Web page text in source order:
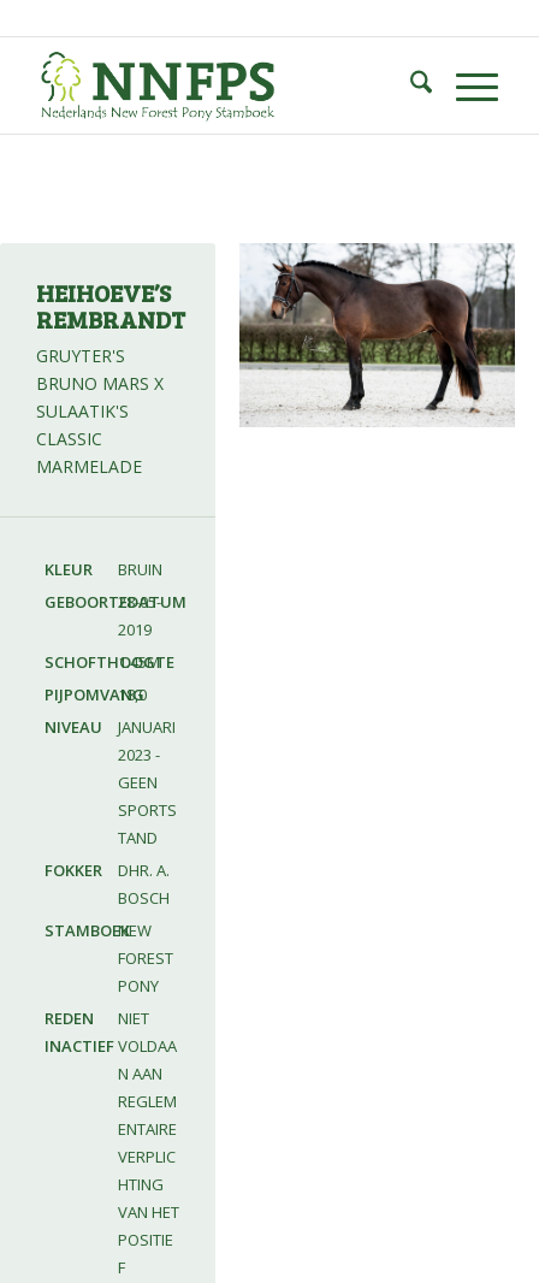
HEIHOEVE’S
REMBRANDT
GRUYTER'S
BRUNO MARS X
SULAATIK'S
CLASSIC
MARMELADE
KLEUR
BRUIN
GEBOORTEDATUM
28-05-
2019
SCHOFTHOOGTE
1.45M
PIJPOMVANG
18,0
NIVEAU
JANUARI
2023 -
GEEN
SPORTS
TAND
FOKKER
DHR. A.
BOSCH
STAMBOEKNEW
FOREST
PONY
REDEN
INACTIEF
NIET
VOLDAA
N AAN
REGLEM
ENTAIRE
VERPLIC
HTING
VAN HET
POSITIE
F